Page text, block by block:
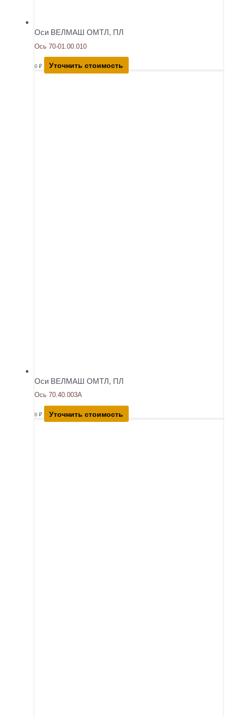
Оси ВЕЛМАШ ОМТЛ, ПЛ
Ось 70-01.00.010
0 ₽ Уточнить стоимость
Оси ВЕЛМАШ ОМТЛ, ПЛ
Ось 70.40.003А
0 ₽ Уточнить стоимость